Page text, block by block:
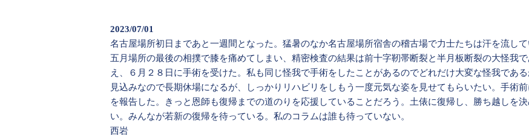
2023/07/01
名古屋場所初日まであと一週間となった。猛暑のなか名古屋場所宿舎の稽古場で力士たちは汗を流し
五月場所の最後の相撲で膝を痛めてしまい、精密検査の結果は前十字靭帯断裂と半月板断裂の大怪我
え、６月２８日に手術を受けた。私も同じ怪我で手術をしたことがあるのでどれだけ大変な怪我であ
見込みなので長期休場になるが、しっかりリハビリをしもう一度元気な姿を見せてもらいたい。手術
を報告した。きっと恩師も復帰までの道のりを応援していることだろう。土俵に復帰し、勝ち越しを
い。みんなが若新の復帰を待っている。私のコラムは誰も待っていない。
西岩